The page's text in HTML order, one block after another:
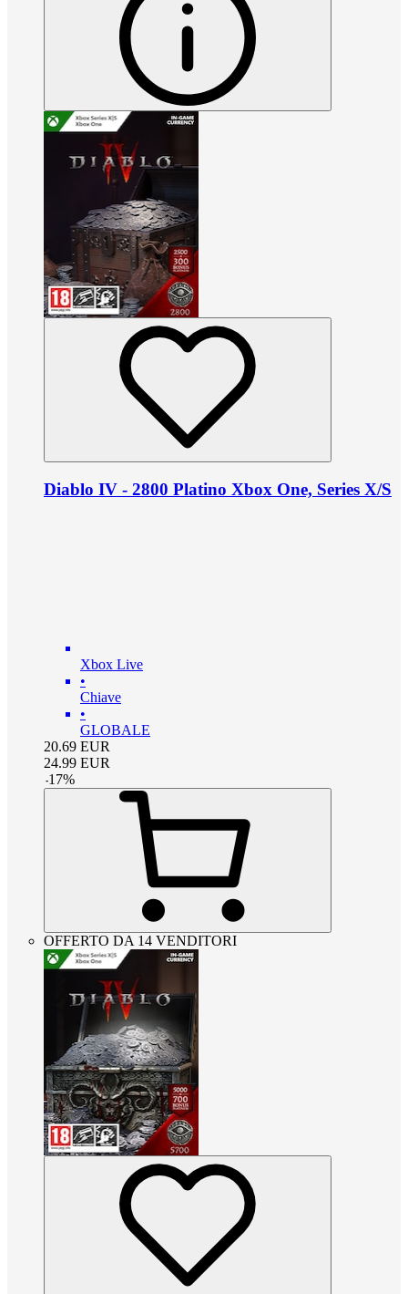
Diablo IV - 2800 Platino Xbox One, Series X/S
Xbox Live
•
Chiave
•
GLOBALE
20.69 EUR
24.99 EUR
-17%
OFFERTO DA 14 VENDITORI